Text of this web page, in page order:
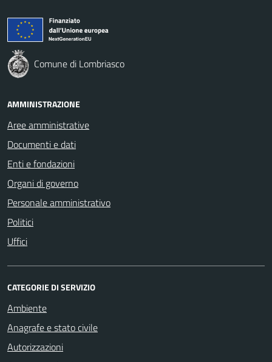
Comune di Lombriasco
AMMINISTRAZIONE
Aree amministrative
Documenti e dati
Enti e fondazioni
Organi di governo
Personale amministrativo
Politici
Uffici
CATEGORIE DI SERVIZIO
Ambiente
Anagrafe e stato civile
Autorizzazioni